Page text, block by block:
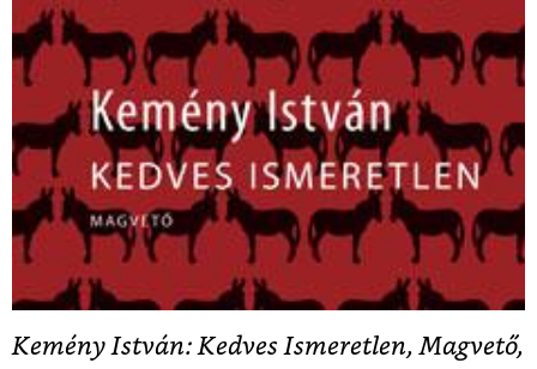
Kemény István: Kedves Ismeretlen, Magvető,